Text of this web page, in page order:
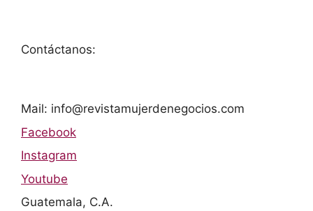
Contáctanos:
Mail: info@revistamujerdenegocios.com
Facebook
Instagram
Youtube
Guatemala, C.A.